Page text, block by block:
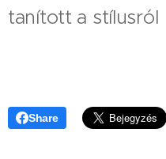
tanított a stílusról
Share